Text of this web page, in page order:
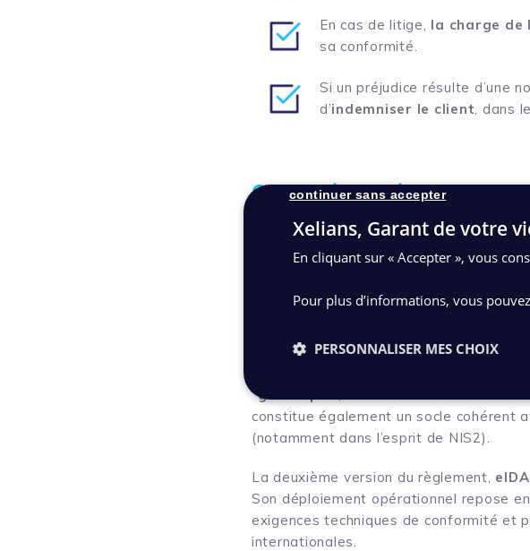
En cas de litige, la charge de
sa conformité.
Si un préjudice résulte d’une
d’indemniser le client, dans
Cybersécurité : le socle
Le levier le plus efficace pour réduire le
homogèneà l’ensemble des services
C’est précisément le rôle de la norme
gestion de la cybersécurité pour les
complétées par un dispositif
plus
“générique”
constitue également un socle cohérent
(notamment dans l’esprit de NIS2).
La deuxième version du règlement,
Son déploiement opérationnel repose
exigences techniques de conformité et
internationales.
Xelians, Garant de votre
En cliquant sur « Accepter », vous
Pour plus d’informations, vous
continuer sans accepter
PERSONNALISER MES CHOIX